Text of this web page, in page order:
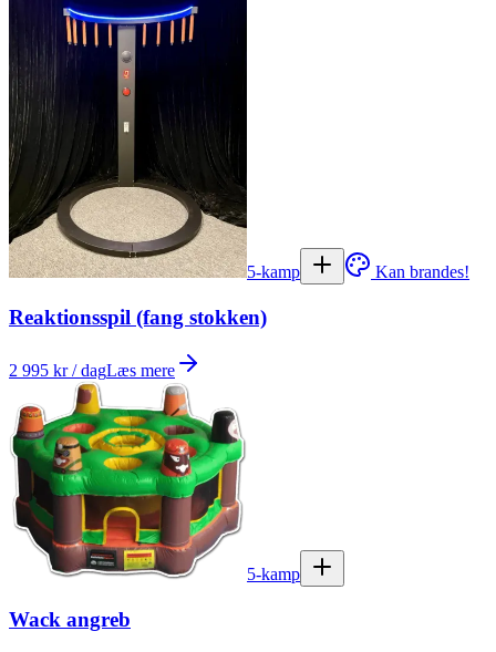
5-kamp Kan brandes!
Reaktionsspil (fang stokken)
2 995 kr / dagLæs mere
5-kamp
Wack angreb